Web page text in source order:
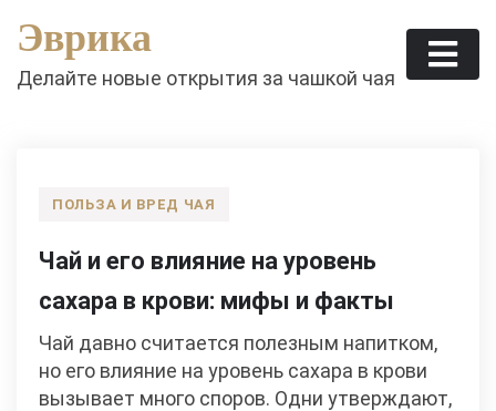
content
Эврика
Делайте новые открытия за чашкой чая
ПОЛЬЗА И ВРЕД ЧАЯ
Чай и его влияние на уровень
сахара в крови: мифы и факты
Чай давно считается полезным напитком,
но его влияние на уровень сахара в крови
вызывает много споров. Одни утверждают,